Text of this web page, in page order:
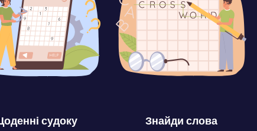
судоку Знайди слова